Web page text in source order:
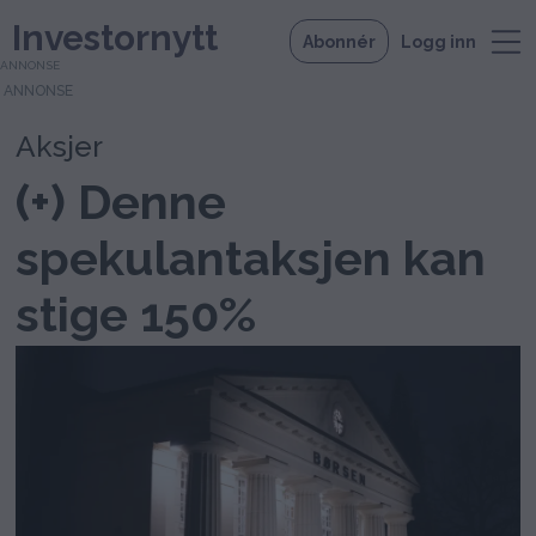
Investornytt Abonnér Logg inn
ANNONSE
Aksjer
(+) Denne
spekulantaksjen kan
stige 150%